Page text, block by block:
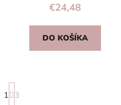
€24,48
DO KOŠÍKA
S
t
1
3